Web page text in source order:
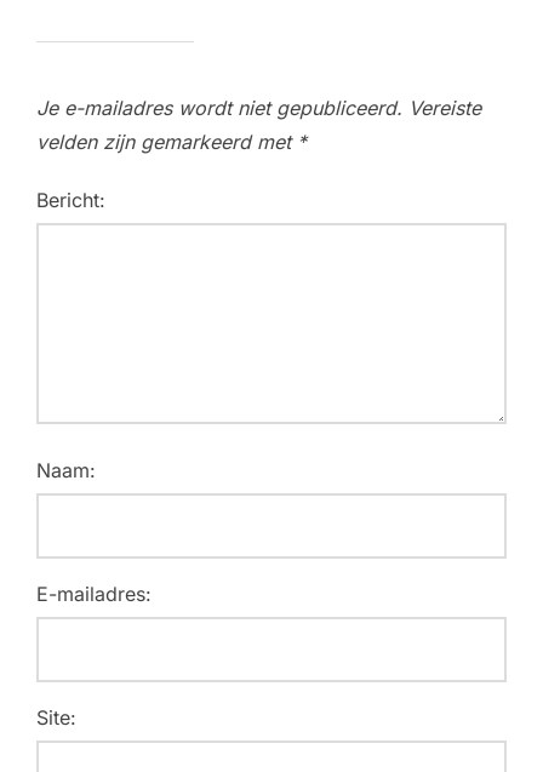
Je e-mailadres wordt niet gepubliceerd. Vereiste
velden zijn gemarkeerd met *
Bericht:
Naam:
E-mailadres:
Site: